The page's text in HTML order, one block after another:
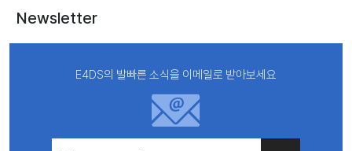
Newsletter
E4DS의 발빠른 소식을 이메일로 받아보세요